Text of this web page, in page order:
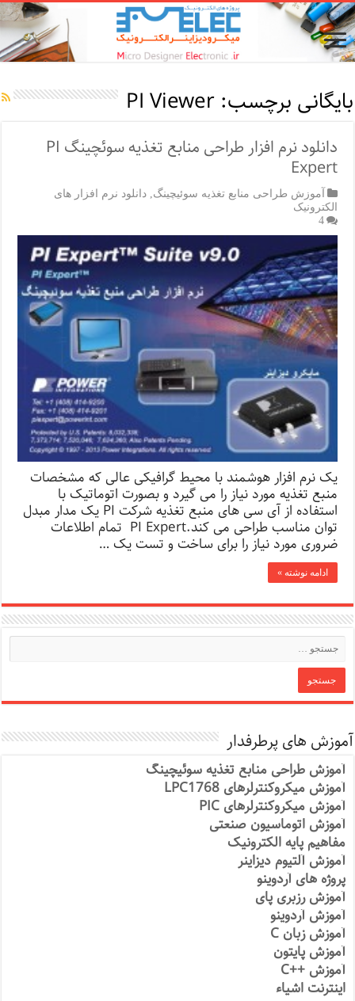
بایگانی برچسب:PI Viewer
دانلود نرم افزار طراحی منابع تغذیه سوئچینگ PI
Expert
آموزش طراحی منابع تغذیه سوئیچینگ ,دانلود نرم افزار های
الکترونیک
4
یک نرم افزار هوشمند با محیط گرافیکی عالی که مشخصات
منبع تغذیه مورد نیاز را می گیرد و بصورت اتوماتیک با
استفاده از آی سی های منبع تغذیه شرکت PI یک مدار مبدل
توان مناسب طراحی می کند.PI Expert تمام اطلاعات
ضروری مورد نیاز را برای ساخت و تست یک …
ادامه نوشته »
آموزش های پرطرفدار
آموزش طراحی منابع تغذیه سوئیچینگ
آموزش میکروکنترلرهای LPC1768
آموزش میکروکنترلرهای PIC
آموزش اتوماسیون صنعتی
مفاهیم پایه الکترونیک
آموزش آلتیوم دیزاینر
پروژه های آردوینو
آموزش رزبری پای
آموزش آردوینو
آموزش زبان C
آموزش پایتون
آموزش ++C
اینترنت اشیاء